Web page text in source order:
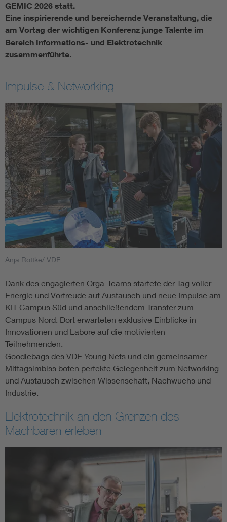
Electromobility
Energy efficiency
GEMIC 2026 statt.
Eine inspirierende und bereichernde Veranstaltung, die
am Vortag der wichtigen Konferenz junge Talente im
Bereich Informations- und Elektrotechnik
zusammenführte.
Impulse & Networking
Anja Rottke/ VDE
Dank des engagierten Orga-Teams startete der Tag voller
Energie und Vorfreude auf Austausch und neue Impulse am
KIT Campus Süd und anschließendem Transfer zum
Campus Nord. Dort erwarteten exklusive Einblicke in
Innovationen und Labore auf die motivierten
Teilnehmenden.
Goodiebags des VDE Young Nets und ein gemeinsamer
Mittagsimbiss boten perfekte Gelegenheit zum Networking
und Austausch zwischen Wissenschaft, Nachwuchs und
Industrie.
Elektrotechnik an den Grenzen des
Machbaren erleben